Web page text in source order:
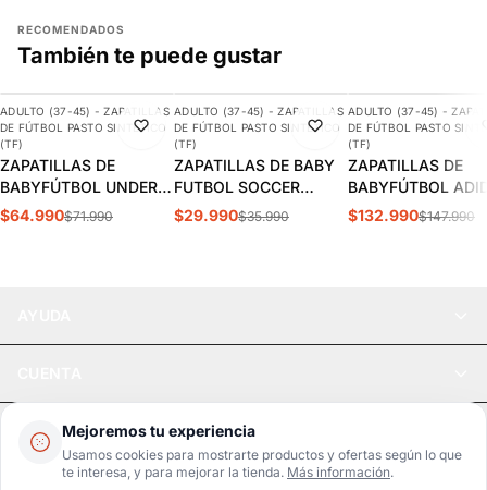
Mejoremos tu experiencia
Usamos cookies para mostrarte productos y ofertas según lo que
te interesa, y para mejorar la tienda. Más información.
RECOMENDADOS
También te puede gustar
-10%
AGREGAR
ADULTO (37-45) - ZAPATILLAS
DE FÚTBOL PASTO SINTÉTICO
(TF)
ZAPATILLAS DE
BABYFÚTBOL UNDER
ARMOUR SHADOW
$64.990$71.990
-17%
AGREGAR
ADULTO (37-45) - ZAPATILLAS
DE FÚTBOL PASTO SINTÉTICO
(TF)
ZAPATILLAS DE BABY
FUTBOL SOCCER
DARKBLUE ADULTO
$29.990$35.990
-10%
ADULTO (37-45) -
DE FÚTBOL PASTO
(TF)
ZAPATILLAS DE
BABYFÚTBOL
COPA MUNDIAL
$132.990$147.990
LEGAL